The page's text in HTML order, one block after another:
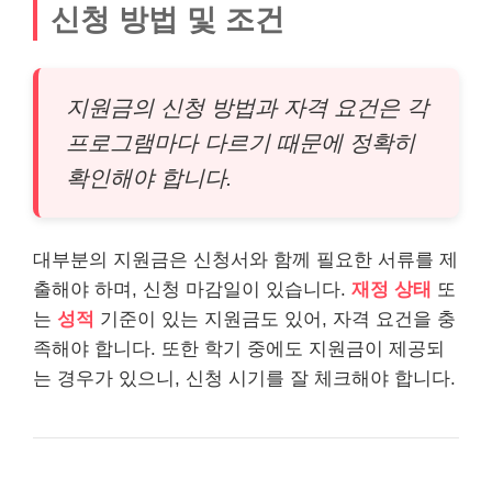
신청 방법 및 조건
지원금의 신청 방법과 자격 요건은 각
프로그램마다 다르기 때문에 정확히
확인해야 합니다.
대부분의 지원금은 신청서와 함께 필요한 서류를 제
출해야 하며, 신청 마감일이 있습니다. 재정 상태 또
는 성적 기준이 있는 지원금도 있어, 자격 요건을 충
족해야 합니다. 또한 학기 중에도 지원금이 제공되
는 경우가 있으니, 신청 시기를 잘 체크해야 합니다.